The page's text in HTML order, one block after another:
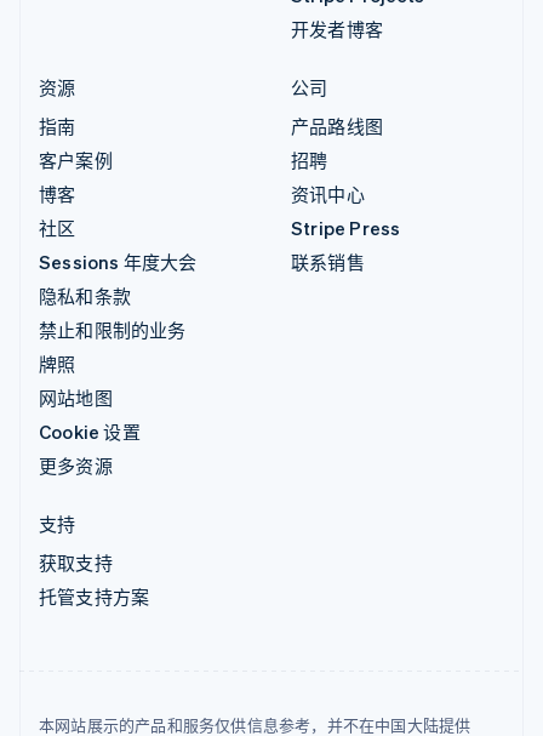
开发者博客
资源
指南
客户案例
博客
社区
Sessions 年度大会
隐私和条款
禁止和限制的业务
牌照
网站地图
Cookie 设置
更多资源
公司
产品路线图
招聘
资讯中心
Stripe Press
联系销售
支持
获取支持
托管支持方案
本网站展示的产品和服务仅供信息参考，并不在中国大陆提供